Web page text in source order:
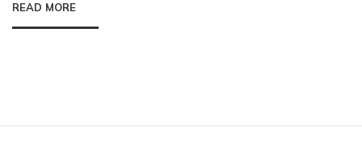
READ MORE